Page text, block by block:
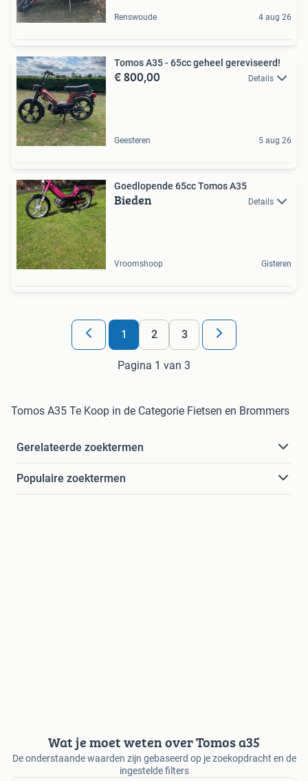
Renswoude 4 aug 26
Tomos A35 - 65cc geheel gereviseerd!
€ 800,00 Details
Geesteren 5 aug 26
Goedlopende 65cc Tomos A35
Bieden Details
Vroomshoop Gisteren
1 2 3
Pagina 1 van 3
Tomos A35 Te Koop in de Categorie Fietsen en Brommers
Gerelateerde zoektermen
Populaire zoektermen
Wat je moet weten over Tomos a35
De onderstaande waarden zijn gebaseerd op je zoekopdracht en de
ingestelde filters